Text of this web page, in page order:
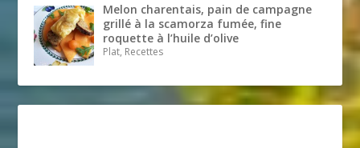
Melon charentais, pain de campagne
grillé à la scamorza fumée, fine
roquette à l’huile d’olive
Plat, Recettes